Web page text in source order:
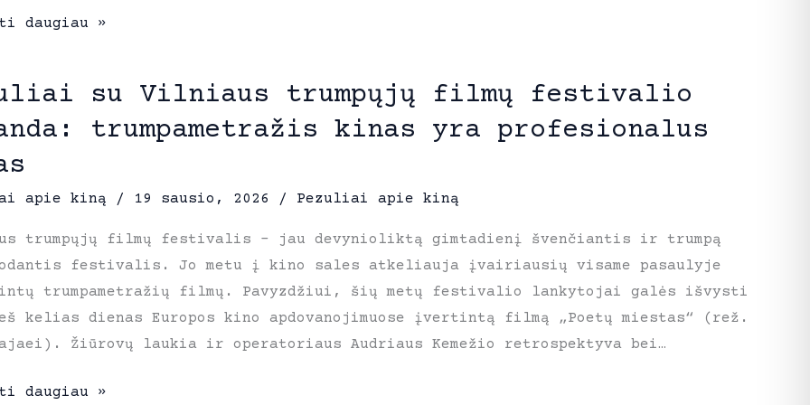
daugiau »
su Vilniaus trumpųjų filmų festivalio
trumpametražis kinas yra profesionalus
apie kiną / 19 sausio, 2026 / Pezuliai apie kiną
trumpųjų filmų festivalis – jau devynioliktą gimtadienį švenčiantis ir trumpą
festivalis. Jo metu į kino sales atkeliauja įvairiausių visame pasaulyje
trumpametražių filmų. Pavyzdžiui, šių metų festivalio lankytojai galės išvysti
kelias dienas Europos kino apdovanojimuose įvertintą filmą „Poetų miestas“ (rež.
Žiūrovų laukia ir operatoriaus Audriaus Kemežio retrospektyva bei…
daugiau »